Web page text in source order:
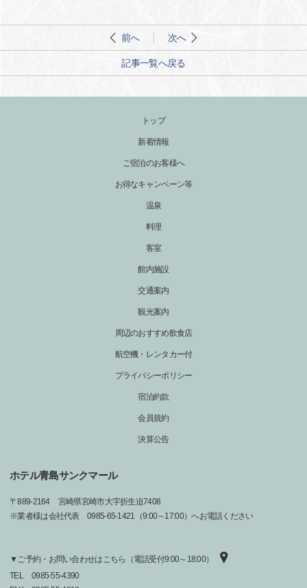
前へ 次へ
記事一覧へ戻る
トップ
新着情報
ご宿泊のお客様へ
お得なキャンペーン等
温泉
料理
客室
館内施設
交通案内
観光案内
周辺のおすすめ飲食店
航空機・レンタカー付
プライバシーポリシー
宿泊約款
会員規約
決算公告
ホテル青島サンクマール
〒889-2164
宮崎県宮崎市大字折生迫7408
※業者様は会社代表 0985-65-1421（9:00～17:00）へお電話ください
▼ご予約・お問い合わせはこちら（電話受付9:00～18:00）
TEL
0985-55-4390